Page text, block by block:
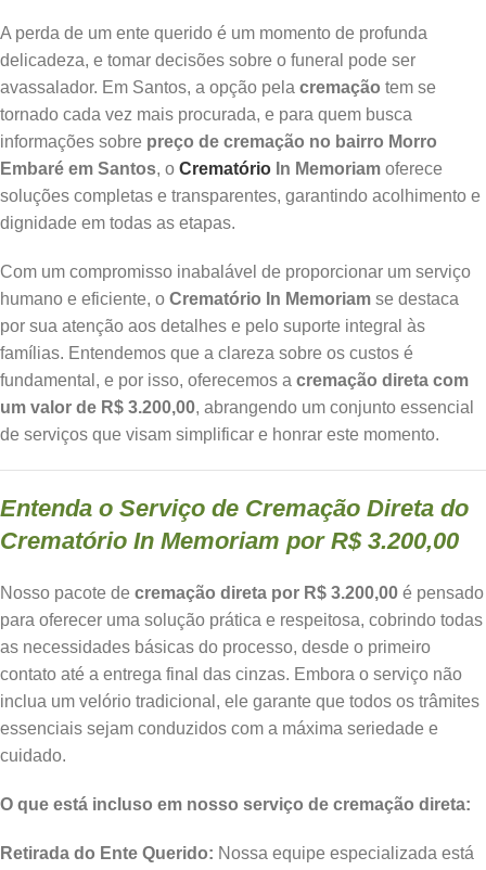
A perda de um ente querido é um momento de profunda
delicadeza, e tomar decisões sobre o funeral pode ser
avassalador. Em Santos, a opção pela cremação tem se
tornado cada vez mais procurada, e para quem busca
informações sobre preço de cremação no bairro Morro
Embaré em Santos, o Crematório In Memoriam oferece
soluções completas e transparentes, garantindo acolhimento e
dignidade em todas as etapas.
Com um compromisso inabalável de proporcionar um serviço
humano e eficiente, o Crematório In Memoriam se destaca
por sua atenção aos detalhes e pelo suporte integral às
famílias. Entendemos que a clareza sobre os custos é
fundamental, e por isso, oferecemos a cremação direta com
um valor de R$ 3.200,00, abrangendo um conjunto essencial
de serviços que visam simplificar e honrar este momento.
Entenda o Serviço de Cremação Direta do
Crematório In Memoriam por R$ 3.200,00
Nosso pacote de cremação direta por R$ 3.200,00 é pensado
para oferecer uma solução prática e respeitosa, cobrindo todas
as necessidades básicas do processo, desde o primeiro
contato até a entrega final das cinzas. Embora o serviço não
inclua um velório tradicional, ele garante que todos os trâmites
essenciais sejam conduzidos com a máxima seriedade e
cuidado.
O que está incluso em nosso serviço de cremação direta:
Retirada do Ente Querido: Nossa equipe especializada está